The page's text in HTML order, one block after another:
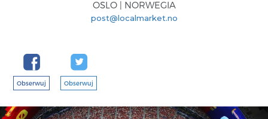
OSLO | NORWEGIA
post@localmarket.no
Obserwuj Obserwuj